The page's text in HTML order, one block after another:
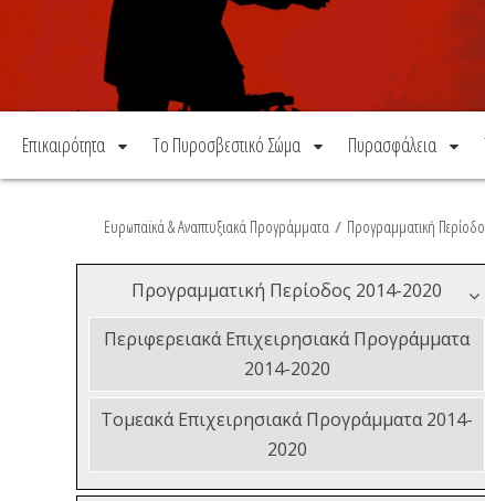
Επικαιρότητα Το Πυροσβεστικό Σώμα Πυρασφάλεια
Ευρωπαϊκά & Αναπτυξιακά Προγράμματα / Προγραμματική
Προγραμματική Περίοδος 2014-2020
Περιφερειακά Επιχειρησιακά Προγράμματα
2014-2020
Τομεακά Επιχειρησιακά Προγράμματα 2014-
2020